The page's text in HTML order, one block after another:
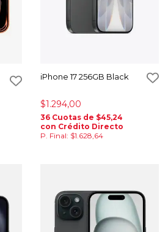
iPhone 17 256GB Black
$1.294,00
36 Cuotas de $45,24
con Crédito Directo
P. Final: $1.628,64